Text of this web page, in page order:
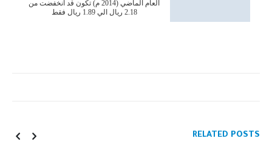
العام الماضي (2014 م) تكون قد انخفضت من
2.18 ريال الي 1.89 ريال فقط
RELATED POSTS